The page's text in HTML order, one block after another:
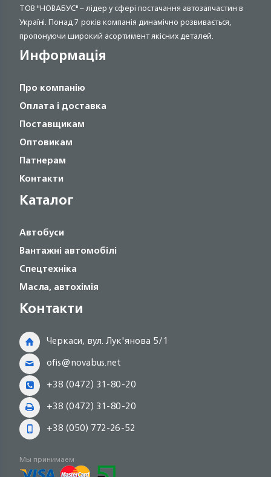
ТОВ "НОВАБУС" – лідер у сфері постачання автозапчастин в
Україні. Понад 7 років компанія динамічно розвивається,
пропонуючи широкий асортимент якісних деталей.
Информація
Про компанію
Оплата і доставка
Поставщикам
Оптовикам
Патнерам
Контакти
Каталог
Автобуси
Вантажні автомобілі
Спецтехніка
Масла, автохімія
Контакти
Черкаси, вул. Лук'янова 5/1
ofis@novabus.net
+38 (0472) 31-80-20
+38 (0472) 31-80-20
+38 (050) 772-26-52
Мы принимаем